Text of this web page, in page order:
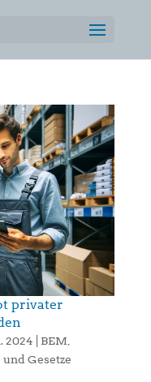
privater
2024 BEM,
Gesetze